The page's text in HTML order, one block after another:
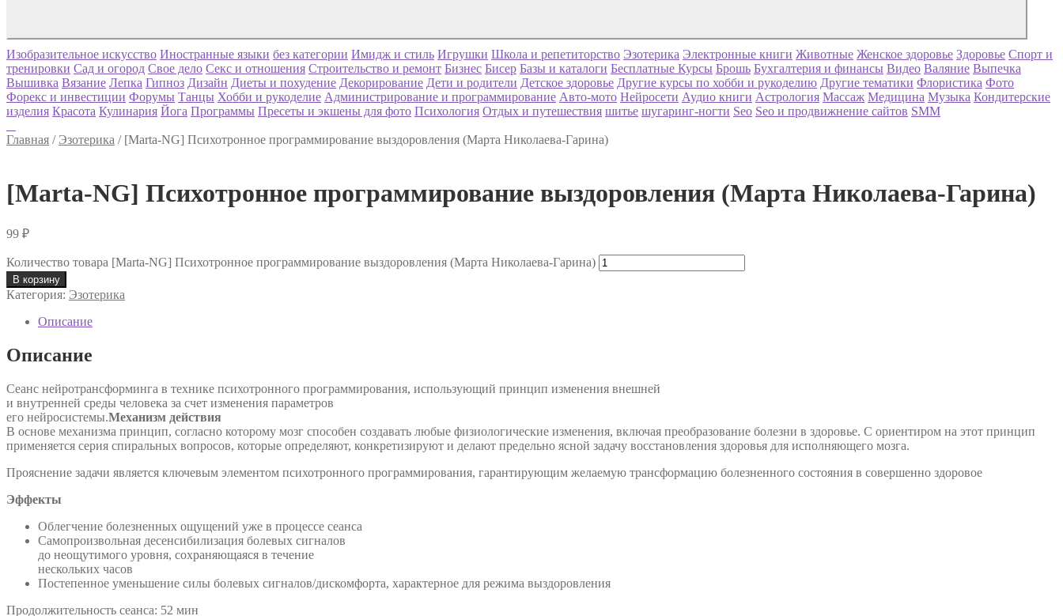
Изобразительное искусство Иностранные языки без категории Имидж и стиль Игрушки Школа и репетиторство Эзотерика Электронные книги Животные Женское здоровье Здоровье Спорт и
тренировки Сад и огород Свое дело Секс и отношения Строительство и ремонт Бизнес Бисер Базы и каталоги Бесплатные Курсы Брошь Бухгалтерия и финансы Видео Валяние Выпечка
Вышивка Вязание Лепка Гипноз Дизайн Диеты и похудение Декорирование Дети и родители Детское здоровье Другие курсы по хобби и рукоделию Другие тематики Флористика Фото
Форекс и инвестиции Форумы Танцы Хобби и рукоделие Администрирование и программирование Авто-мото Нейросети Аудио книги Астрология Массаж Медицина Музыка Кондитерские
изделия Красота Кулинария Йога Программы Пресеты и экшены для фото Психология Отдых и путешествия шитье шугаринг-ногти Seo Seo и продвижнение сайтов SMM
Главная / Эзотерика / [Marta-NG] Психотронное программирование выздоровления (Марта Николаева-Гарина)
[Marta-NG] Психотронное программирование выздоровления (Марта Николаева-Гарина)
99 ₽
Количество товара [Marta-NG] Психотронное программирование выздоровления (Марта Николаева-Гарина)
В корзину
Категория: Эзотерика
Описание
Описание
Сеанс нейротрансформинга в технике психотронного программирования, использующий принцип изменения внешней
и внутренней среды человека за счет изменения параметров
его нейросистемы.Механизм действия
В основе механизма принцип, согласно которому мозг способен создавать любые физиологические изменения, включая преобразование болезни в здоровье. С ориентиром на этот принцип
применяется серия спиральных вопросов, которые определяют, конкретизируют и делают предельно ясной задачу восстановления здоровья для исполняющего мозга.
Прояснение задачи является ключевым элементом психотронного программирования, гарантирующим желаемую трансформацию болезненного состояния в совершенно здоровое
Эффекты
Облегчение болезненных ощущений уже в процессе сеанса
Самопроизвольная десенсибилизация болевых сигналов
до неощутимого уровня, сохраняющаяся в течение
нескольких часов
Постепенное уменьшение силы болевых сигналов/дискомфорта, характерное для режима выздоровления
Продолжительность сеанса: 52 мин